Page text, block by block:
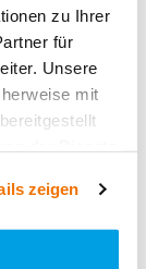
zu Ihrer
für
Unsere
mit
zeigen